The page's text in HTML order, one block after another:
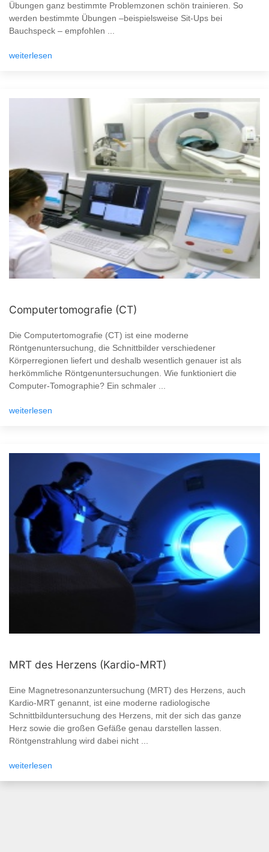
Übungen ganz bestimmte Problemzonen schön trainieren. So
werden bestimmte Übungen –beispielsweise Sit-Ups bei
Bauchspeck – empfohlen ...
weiterlesen
Computertomografie (CT)
Die Computertomografie (CT) ist eine moderne
Röntgenuntersuchung, die Schnittbilder verschiedener
Körperregionen liefert und deshalb wesentlich genauer ist als
herkömmliche Röntgenuntersuchungen. Wie funktioniert die
Computer-Tomographie? Ein schmaler ...
weiterlesen
MRT des Herzens (Kardio-MRT)
Eine Magnetresonanzuntersuchung (MRT) des Herzens, auch
Kardio-MRT genannt, ist eine moderne radiologische
Schnittbilduntersuchung des Herzens, mit der sich das ganze
Herz sowie die großen Gefäße genau darstellen lassen.
Röntgenstrahlung wird dabei nicht ...
weiterlesen